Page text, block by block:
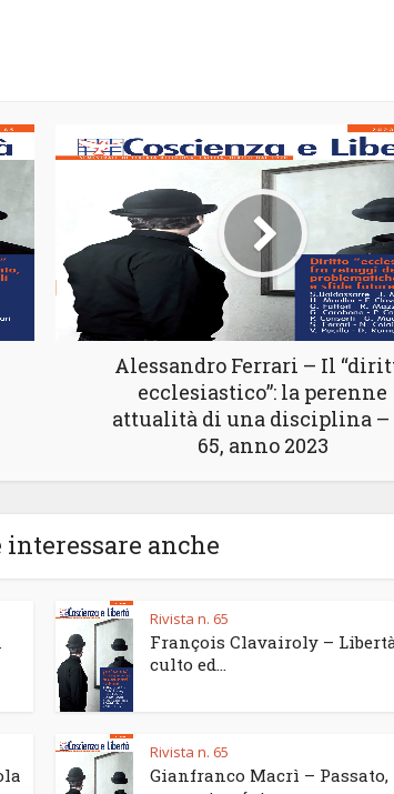
Alessandro Ferrari – Il
ecclesiastico”: la perenne
attualità di una disciplina –
65, anno 2023
interessare anche
Rivista n. 65
François Clavairoly –
culto ed...
Rivista n. 65
Gianfranco Macrì – Passato,